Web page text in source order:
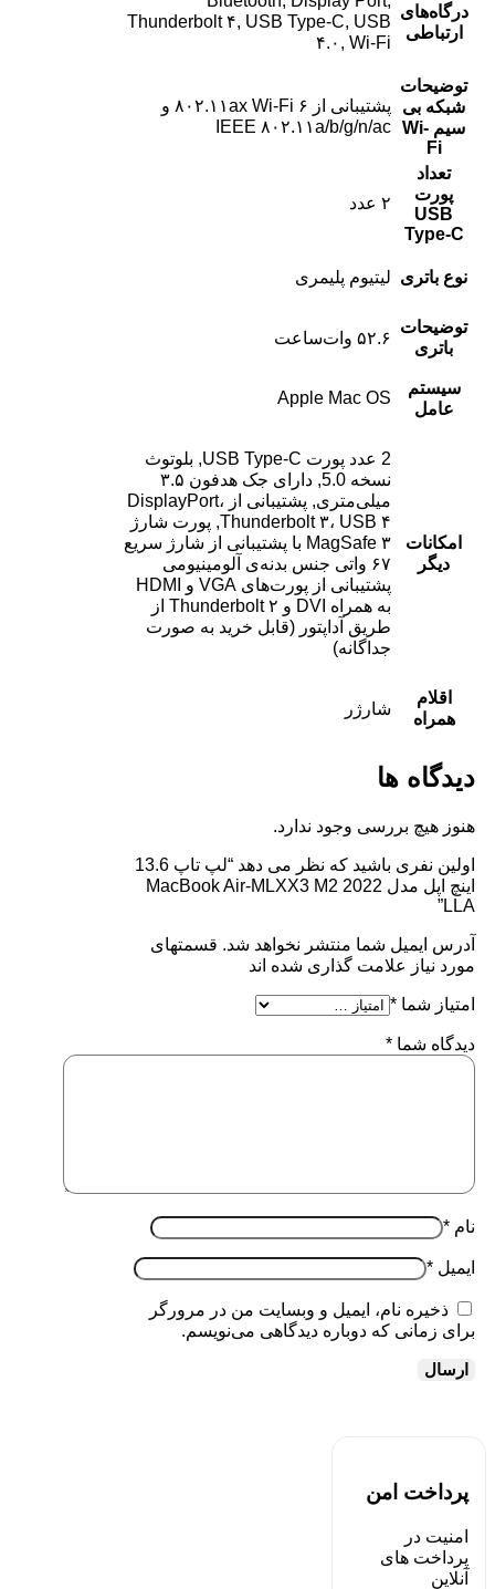
درگاه‌های
ارتباطی
Thunderbolt ۴, USB Type-C, USB
۴.۰, Wi-Fi
توضیحات
شبکه بی
سیم Wi-
Fi
پشتیبانی از ۸۰۲.۱۱ax Wi-Fi ۶ و
IEEE ۸۰۲.۱۱a/b/g/n/ac
تعداد
پورت
USB
Type-C
۲ عدد
نوع باتری لیتیوم پلیمری
توضیحات
باتری
۵۲.۶ وات‌ساعت
سیستم
عامل
Apple Mac OS
امکانات
دیگر
2 عدد پورت USB Type-C, بلوتوث
نسخه 5.0, دارای جک هدفون ۳.۵
میلی‌متری, پشتیبانی از DisplayPort،
Thunderbolt ۳، USB ۴, پورت شارژ
MagSafe ۳ با پشتیبانی از شارژ سریع
۶۷ واتی جنس بدنه‌ی آلومینیومی
پشتیبانی از پورت‌های VGA و HDMI
به همراه DVI و Thunderbolt ۲ از
طریق آداپتور (قابل خرید به صورت
جداگانه)
اقلام
همراه
شارژر
دیدگاه ها
هنوز هیچ بررسی وجود ندارد.
اولین نفری باشید که نظر می دهد “لپ تاپ 13.6
اینچ اپل مدل MacBook Air-MLXX3 M2 2022
LLA”
آدرس ایمیل شما منتشر نخواهد شد. قسمتهای
مورد نیاز علامت گذاری شده اند
امتیاز شما *
دیدگاه شما *
نام *
ایمیل *
ذخیره نام، ایمیل و وبسایت من در مرورگر
برای زمانی که دوباره دیدگاهی می‌نویسم.
پرداخت امن
امنیت در
پرداخت های
آنلاین